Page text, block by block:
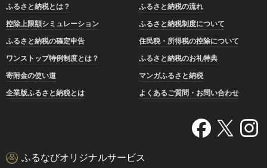
ふるさと納税とは？
ふるさと納税の流れ
控除上限額シミュレーション
ふるさと納税制度について
ふるさと納税の確定申告
住民税・所得税の控除について
ワンストップ特例制度とは？
ふるさと納税のお礼特典
寄附金の使い道
マンガふるさと納税
企業版ふるさと納税とは
よくあるご質問・お問い合わせ
ふるなびオリジナルサービス